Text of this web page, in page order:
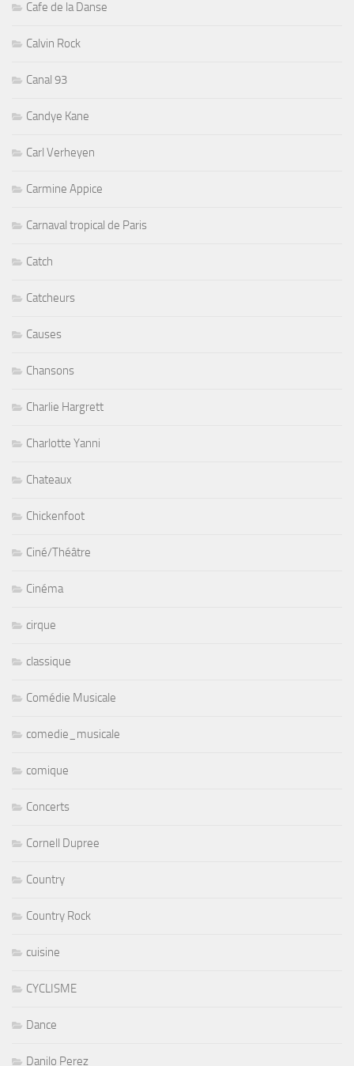
Cafe de la Danse
Calvin Rock
Canal 93
Candye Kane
Carl Verheyen
Carmine Appice
Carnaval tropical de Paris
Catch
Catcheurs
Causes
Chansons
Charlie Hargrett
Charlotte Yanni
Chateaux
Chickenfoot
Ciné/Théâtre
Cinéma
cirque
classique
Comédie Musicale
comedie_musicale
comique
Concerts
Cornell Dupree
Country
Country Rock
cuisine
CYCLISME
Dance
Danilo Perez